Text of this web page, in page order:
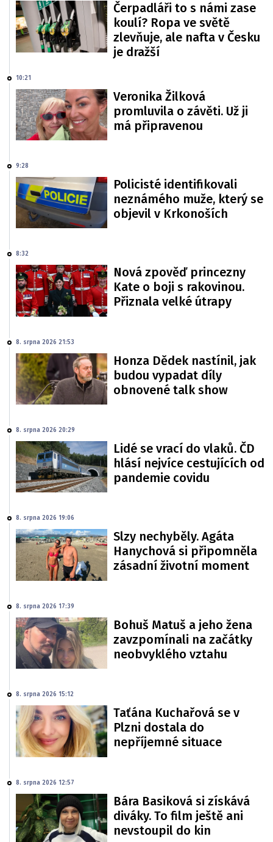
Čerpadláři to s námi zase
koulí? Ropa ve světě
zlevňuje, ale nafta v Česku
je dražší
10:21
Veronika Žilková
promluvila o závěti. Už ji
má připravenou
9:28
Policisté identifikovali
neznámého muže, který se
objevil v Krkonoších
8:32
Nová zpověď princezny
Kate o boji s rakovinou.
Přiznala velké útrapy
8. srpna 2026 21:53
Honza Dědek nastínil, jak
budou vypadat díly
obnovené talk show
8. srpna 2026 20:29
Lidé se vrací do vlaků. ČD
hlásí nejvíce cestujících od
pandemie covidu
8. srpna 2026 19:06
Slzy nechyběly. Agáta
Hanychová si připomněla
zásadní životní moment
8. srpna 2026 17:39
Bohuš Matuš a jeho žena
zavzpomínali na začátky
neobvyklého vztahu
8. srpna 2026 15:12
Taťána Kuchařová se v
Plzni dostala do
nepříjemné situace
8. srpna 2026 12:57
Bára Basiková si získává
diváky. To film ještě ani
nevstoupil do kin